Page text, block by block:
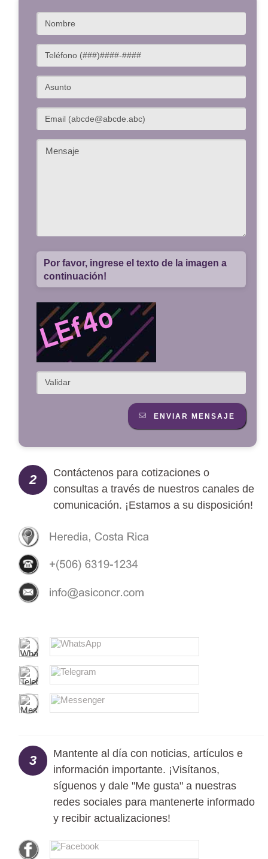
Por favor, ingrese el texto de la imagen a
continuación!
ENVIAR MENSAJE
2
Contáctenos para cotizaciones o
consultas a través de nuestros canales de
comunicación. ¡Estamos a su disposición!
3
Mantente al día con noticias, artículos e
información importante. ¡Visítanos,
síguenos y dale "Me gusta" a nuestras
redes sociales para mantenerte informado
y recibir actualizaciones!